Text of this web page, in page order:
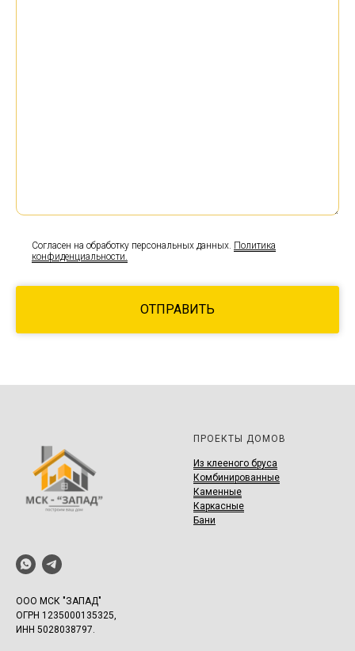
Согласен на обработку персональных данных. Политика
конфиденциальности.
ОТПРАВИТЬ
ООО МСК "ЗАПАД"
ОГРН 1235000135325,
ИНН 5028038797.
ПРОЕКТЫ ДОМОВ
Из клееного бруса
Комбинированные
Каменные
Каркасные
Бани